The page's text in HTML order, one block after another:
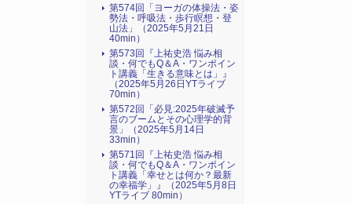
第574回「ヨーガの体操法・姿
勢法・呼吸法・歩行瞑想・登
山法」（2025年5月21日
40min）
第573回『上祐史浩 悩み相
談・何でもQ＆A・ワンポイン
ト講義「生きる意味とは」』
（2025年5月26日YTライブ
70min）
第572回「必見:2025年破滅予
言のブームとその心理学的背
景」（2025年5月14日
33min）
第571回『上祐史浩 悩み相
談・何でもQ＆A・ワンポイン
ト講義「幸せとは何か？最新
の幸福学」』（2025年5月8日
YTライブ 80min）